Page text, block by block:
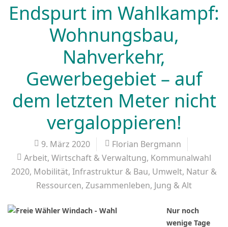
Endspurt im Wahlkampf:
Wohnungsbau,
Nahverkehr,
Gewerbegebiet – auf
dem letzten Meter nicht
vergaloppieren!
9. März 2020
Florian Bergmann
Arbeit, Wirtschaft & Verwaltung, Kommunalwahl
2020, Mobilität, Infrastruktur & Bau, Umwelt, Natur &
Ressourcen, Zusammenleben, Jung & Alt
Nur noch
wenige Tage